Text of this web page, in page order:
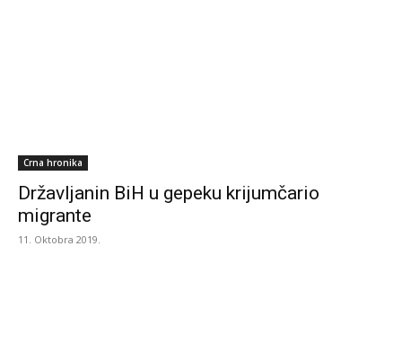
Crna hronika
Državljanin BiH u gepeku krijumčario
migrante
11. Oktobra 2019.